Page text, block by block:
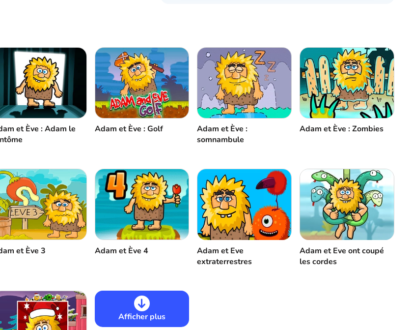
Annuler Commentaire
et Ève : Adam le
Adam et Ève : Golf
Adam et Ève :
somnambule
Adam et Ève : Zombies
et Ève 3 Adam et Ève 4
Adam et Eve
extraterrestres
Adam et Eve ont coupé
les cordes
Afficher plus